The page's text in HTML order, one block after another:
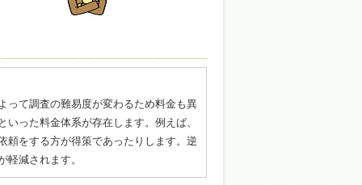
って調査の難易度が変わるため料金も異
った料金体系が存在します。例えば、
頼をする方が得策であったりします。逆
減されます。